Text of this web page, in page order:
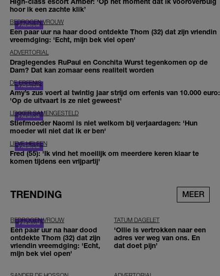
hoor ik een zachte klik’
BEDROGEN VROUW
Een paar uur na haar dood ontdekte Thom (32) dat zijn vriendin
vreemdging: 'Echt, mijn bek viel open'
ADVERTORIAL
Draglegendes RuPaul en Conchita Wurst tegenkomen op de
Dam? Dat kan zomaar eens realiteit worden
DE ERFENIS
Amy’s zus voert al twintig jaar strijd om erfenis van 10.000 euro:
'Op de uitvaart is ze niet geweest'
LEKKER SAMENGESTELD
Stiefmoeder Naomi is niet welkom bij verjaardagen: 'Hun
moeder wil niet dat ik er ben'
LIEVE HELEEN
Fred (55): 'Ik vind het moeilijk om meerdere keren klaar te
komen tijdens een vrijpartij'
TRENDING MEER
BEDROGEN VROUW
Een paar uur na haar dood
ontdekte Thom (32) dat zijn
vriendin vreemdging: 'Echt,
mijn bek viel open'
TATUM DAGELET
'Ollie is vertrokken naar een
adres ver weg van ons. En
dat doet pijn’